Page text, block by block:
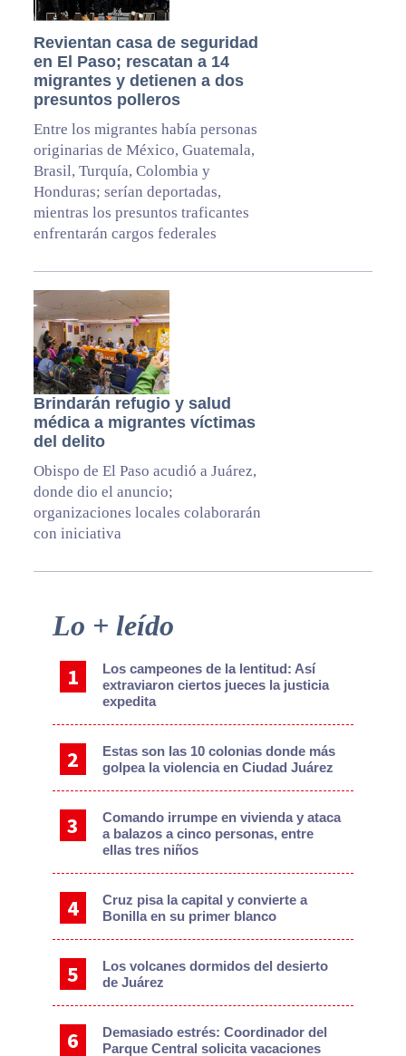
Revientan casa de seguridad
en El Paso; rescatan a 14
migrantes y detienen a dos
presuntos polleros
Entre los migrantes había personas
originarias de México, Guatemala,
Brasil, Turquía, Colombia y
Honduras; serían deportadas,
mientras los presuntos traficantes
enfrentarán cargos federales
Brindarán refugio y salud
médica a migrantes víctimas
del delito
Obispo de El Paso acudió a Juárez,
donde dio el anuncio;
organizaciones locales colaborarán
con iniciativa
Primary
Sidebar
Lo + leído
Los campeones de la lentitud: Así
extraviaron ciertos jueces la justicia
expedita
Estas son las 10 colonias donde más
golpea la violencia en Ciudad Juárez
Comando irrumpe en vivienda y ataca
a balazos a cinco personas, entre
ellas tres niños
Cruz pisa la capital y convierte a
Bonilla en su primer blanco
Los volcanes dormidos del desierto
de Juárez
Demasiado estrés: Coordinador del
Parque Central solicita vacaciones